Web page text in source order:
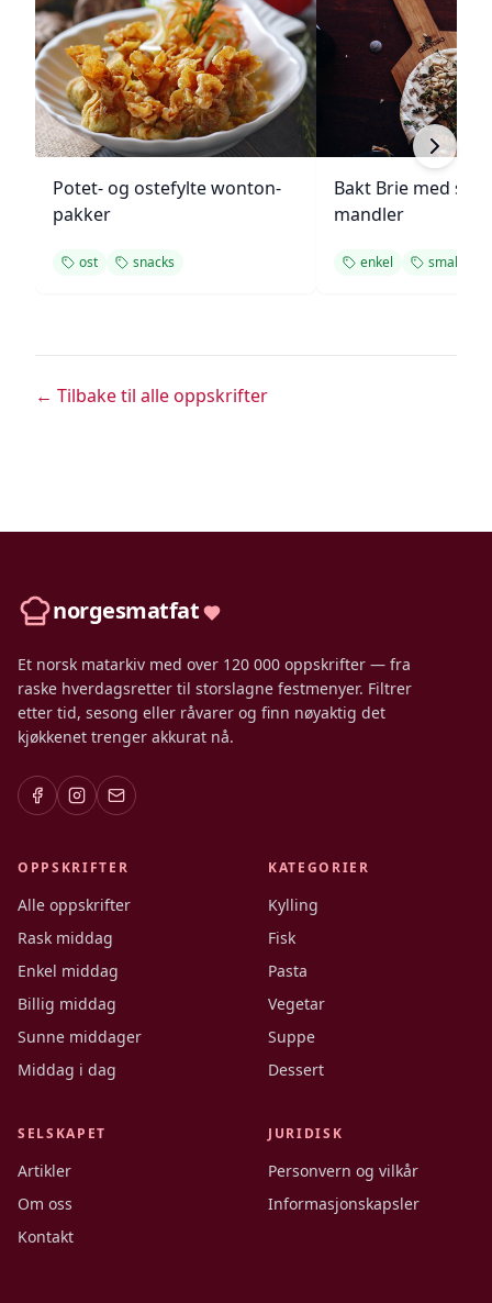
Potet- og ostefylte wonton-
pakker
ost snacks
Bakt Brie med
mandler
enkel smakfull
← Tilbake til alle oppskrifter
norgesmatfat
Et norsk matarkiv med over 120 000 oppskrifter — fra
raske hverdagsretter til storslagne festmenyer. Filtrer
etter tid, sesong eller råvarer og finn nøyaktig det
kjøkkenet trenger akkurat nå.
OPPSKRIFTER
Alle oppskrifter
Rask middag
Enkel middag
Billig middag
Sunne middager
Middag i dag
KATEGORIER
Kylling
Fisk
Pasta
Vegetar
Suppe
Dessert
SELSKAPET
Artikler
Om oss
Kontakt
JURIDISK
Personvern og vilkår
Informasjonskapsler